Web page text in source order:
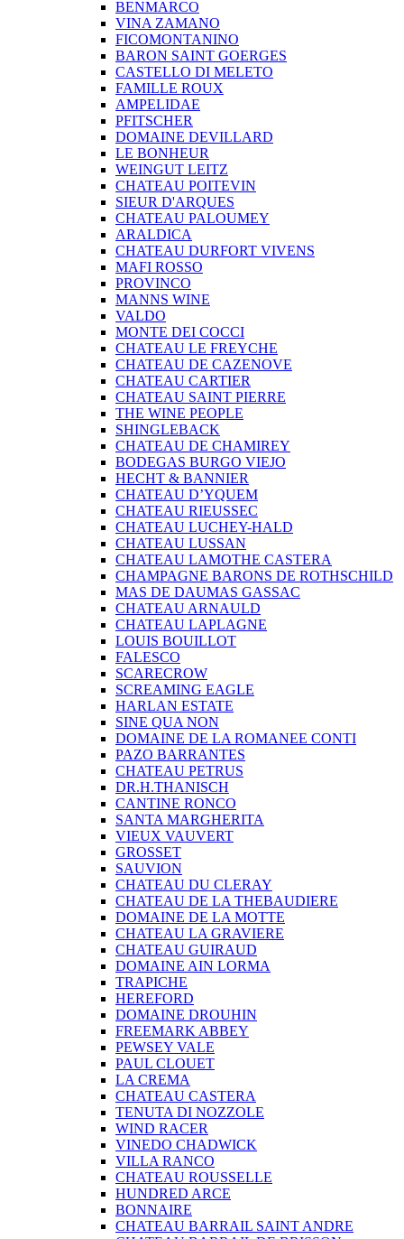
BENMARCO
VINA ZAMANO
FICOMONTANINO
BARON SAINT GOERGES
CASTELLO DI MELETO
FAMILLE ROUX
AMPELIDAE
PFITSCHER
DOMAINE DEVILLARD
LE BONHEUR
WEINGUT LEITZ
CHATEAU POITEVIN
SIEUR D'ARQUES
CHATEAU PALOUMEY
ARALDICA
CHATEAU DURFORT VIVENS
MAFI ROSSO
PROVINCO
MANNS WINE
VALDO
MONTE DEI COCCI
CHATEAU LE FREYCHE
CHATEAU DE CAZENOVE
CHATEAU CARTIER
CHATEAU SAINT PIERRE
THE WINE PEOPLE
SHINGLEBACK
CHATEAU DE CHAMIREY
BODEGAS BURGO VIEJO
HECHT & BANNIER
CHATEAU D’YQUEM
CHATEAU RIEUSSEC
CHATEAU LUCHEY-HALD
CHATEAU LUSSAN
CHATEAU LAMOTHE CASTERA
CHAMPAGNE BARONS DE ROTHSCHILD
MAS DE DAUMAS GASSAC
CHATEAU ARNAULD
CHATEAU LAPLAGNE
LOUIS BOUILLOT
FALESCO
SCARECROW
SCREAMING EAGLE
HARLAN ESTATE
SINE QUA NON
DOMAINE DE LA ROMANEE CONTI
PAZO BARRANTES
CHATEAU PETRUS
DR.H.THANISCH
CANTINE RONCO
SANTA MARGHERITA
VIEUX VAUVERT
GROSSET
SAUVION
CHATEAU DU CLERAY
CHATEAU DE LA THEBAUDIERE
DOMAINE DE LA MOTTE
CHATEAU LA GRAVIERE
CHATEAU GUIRAUD
DOMAINE AIN LORMA
TRAPICHE
HEREFORD
DOMAINE DROUHIN
FREEMARK ABBEY
PEWSEY VALE
PAUL CLOUET
LA CREMA
CHATEAU CASTERA
TENUTA DI NOZZOLE
WIND RACER
VINEDO CHADWICK
VILLA RANCO
CHATEAU ROUSSELLE
HUNDRED ARCE
BONNAIRE
CHATEAU BARRAIL SAINT ANDRE